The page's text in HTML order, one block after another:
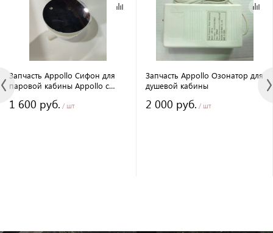
Запчасть Appollo Сифон для
паровой кабины Appollo с
1 600 руб. / шт
Запчасть Appollo Озонатор для
душевой кабины
2 000 руб. / шт